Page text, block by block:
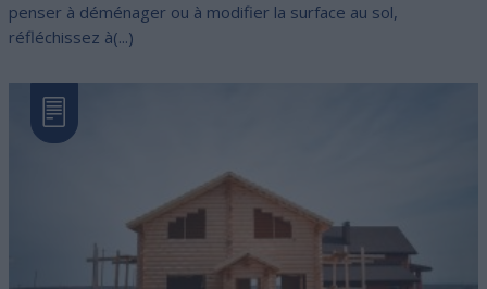
penser à déménager ou à modifier la surface au sol,
réfléchissez à(...)